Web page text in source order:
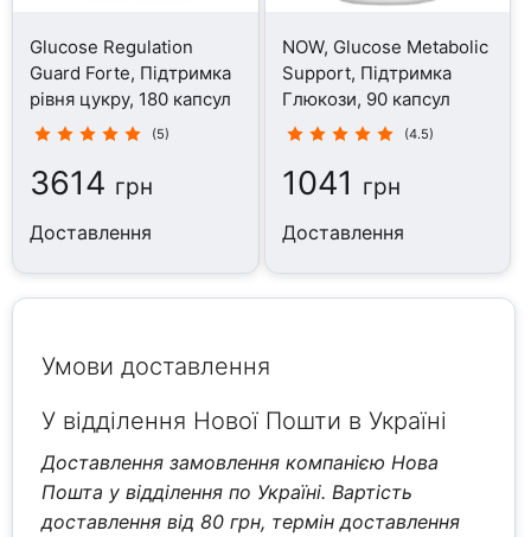
Glucose Regulation
Guard Forte, Підтримка
рівня цукру, 180 капсул
(5)
3614 грн
Доставлення
NOW, Glucose Metabolic
Support, Підтримка
Глюкози, 90 капсул
(4.5)
1041 грн
Доставлення
Умови доставлення
У відділення Нової Пошти в Україні
Доставлення замовлення компанією Нова
Пошта у відділення по Україні. Вартість
доставлення від 80 грн, термін доставлення